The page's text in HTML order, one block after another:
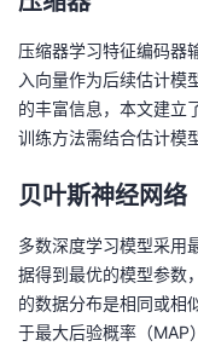
压缩器学习特征编码器
入向量作为后续估计模
的丰富信息，本文建立
训练方法需结合估计模
贝叶斯神经网络
多数深度学习模型采用
据得到最优的模型参数
的数据分布是相同或相
于最大后验概率（MAP